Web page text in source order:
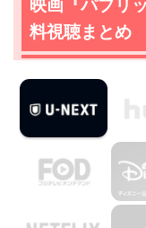
映画『パブリ
料視聴まとめ